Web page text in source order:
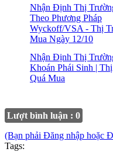
Nhận Định Thị
Theo Phương Pháp
Wyckoff/VSA - Thị
Mua Ngày 12/10
Nhận Định Thị
Khoán Phái Sinh |
Quá Mua
Lượt bình luận : 0
(Bạn phải Đăng nhập hoặc
Tags: